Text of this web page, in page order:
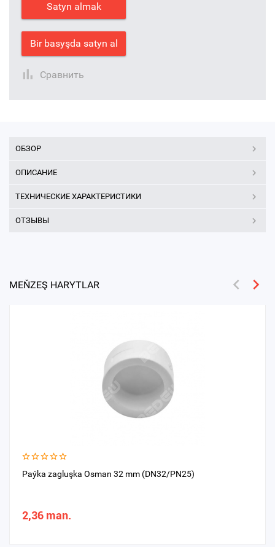
Satyn almak
Bir basyşda satyn al
Сравнить
ОБЗОР
ОПИСАНИЕ
ТЕХНИЧЕСКИЕ ХАРАКТЕРИСТИКИ
ОТЗЫВЫ
MEŇZEŞ HARYTLAR
Paýka zagluşka Osman 32 mm (DN32/PN25)
2,36 man.